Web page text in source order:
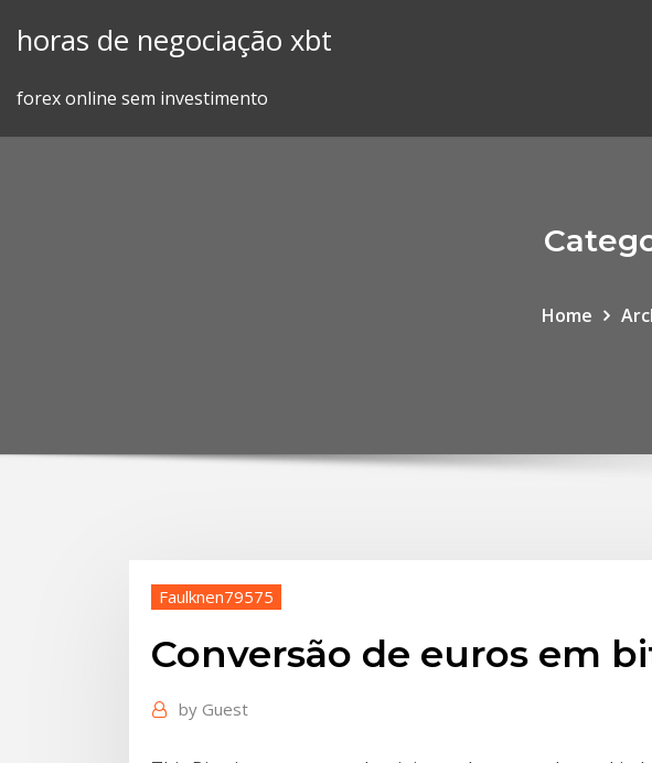
horas de negociação xbt
forex online sem investimento
Home
Faulknen79575
Conversão de euros em
by Guest